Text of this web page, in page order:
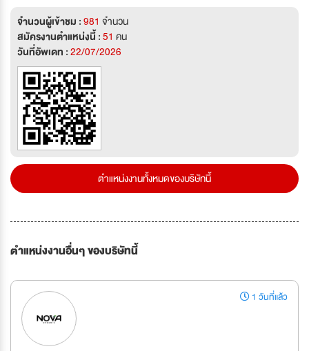
จำนวนผู้เข้าชม :981 จำนวน
สมัครงานตำแหน่งนี้ :51 คน
วันที่อัพเดท :22/07/2026
ตำแหน่งงานทั้งหมดของบริษัทนี้
ตำแหน่งงานอื่นๆ ของบริษัทนี้
1 วันที่แล้ว